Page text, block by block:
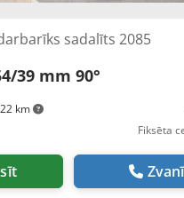
km
sadalīts 2085
39 mm 90°
Fiksēta